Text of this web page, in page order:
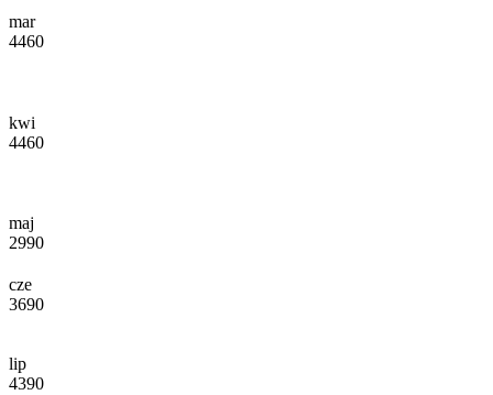
mar
4460
kwi
4460
maj
2990
cze
3690
lip
4390